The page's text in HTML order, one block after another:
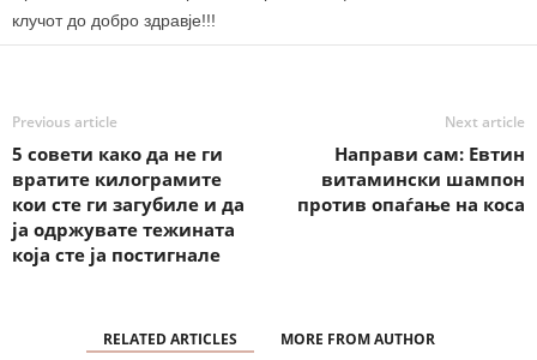
клучот до добро здравје!!!
Previous article
5 совети како да не ги
вратите килограмите
кои сте ги загубиле и да
ја одржувате тежината
која сте ја постигнале
Next article
Направи сам: Евтин
витамински шампон
против опаѓање на коса
RELATED ARTICLES MORE FROM AUTHOR